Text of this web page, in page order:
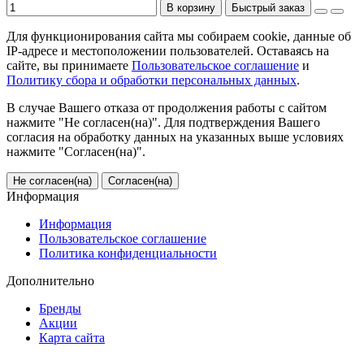
В корзину Быстрый заказ
Для функционирования сайта мы собираем cookie, данные об
IP-адресе и местоположении пользователей. Оставаясь на
сайте, вы принимаете Пользовательское соглашение и
Политику сбора и обработки персональных данных.
В случае Вашего отказа от продолжения работы с сайтом
нажмите "Не согласен(на)". Для подтверждения Вашего
согласия на обработку данных на указанных выше условиях
нажмите "Согласен(на)".
Не согласен(на) Согласен(на)
Информация
Информация
Пользовательское соглашение
Политика конфиденциальности
Дополнительно
Бренды
Акции
Карта сайта